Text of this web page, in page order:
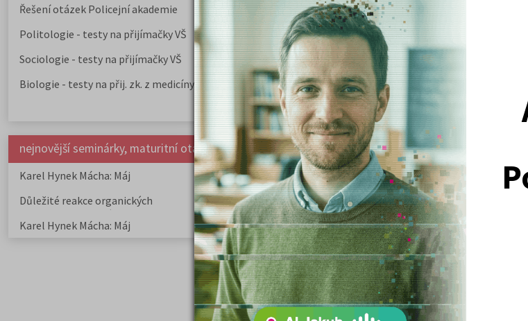
Řešení otázek Policejní akademie
Politologie - testy na přijímačky VŠ
Sociologie - testy na přijímačky VŠ
Biologie - testy na přij. zk. z medicíny
Společenské a human. vědy
Ekonomické fakulty
Žurnalistika
Politologie a mezinár. vztahy
Policejní akademie
nejnovější seminárky, maturitní otázky a čtenářsky deník
Karel Hynek Mácha: Máj
Karel Havlíček Borovský: Tyrolské
elegie
Kritika hry M. L. King
divadle
Důležité reakce organických
sloučenin a jejich význam
Zákonitosti v elektronové struktuře
Základní
a geografie sídel
Karel Hynek Mácha: Máj
Karel Havlíček Borovský: Tyrolské
elegie
Romain Rolland: Petr